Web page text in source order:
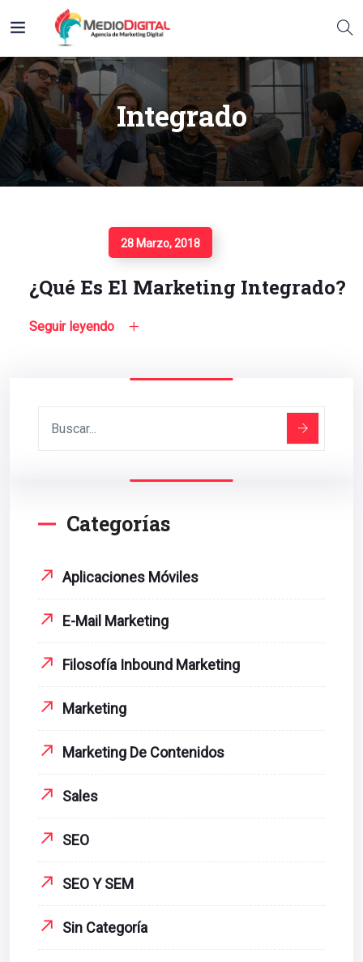
Integrado
28 Marzo, 2018
¿Qué Es El Marketing Integrado?
Seguir leyendo
Categorías
Aplicaciones Móviles
E-Mail Marketing
Filosofía Inbound Marketing
Marketing
Marketing De Contenidos
Sales
SEO
SEO Y SEM
Sin Categoría